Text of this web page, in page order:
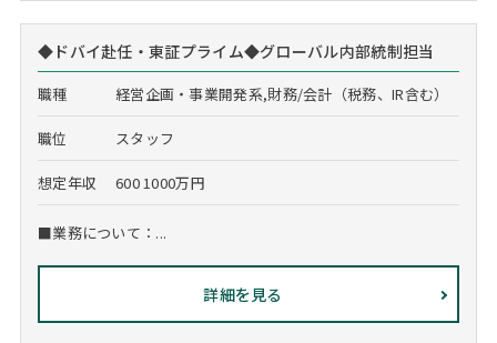
◆ドバイ赴任・東証プライム◆グローバル内部統制担当
職種 経営企画・事業開発系,財務/会計（税務、IR含む）
職位 スタッフ
想定年収 600 1000万円
■業務について：...
詳細を見る